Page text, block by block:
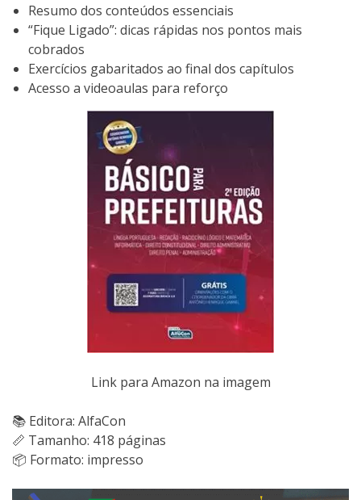
Resumo dos conteúdos essenciais
“Fique Ligado”: dicas rápidas nos pontos mais
cobrados
Exercícios gabaritados ao final dos capítulos
Acesso a videoaulas para reforço
Link para Amazon na imagem
📚 Editora: AlfaCon
📏 Tamanho: 418 páginas
📦 Formato: impresso